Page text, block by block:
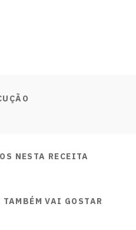
NESTA RECEITA
TAMBÉM VAI GOSTAR